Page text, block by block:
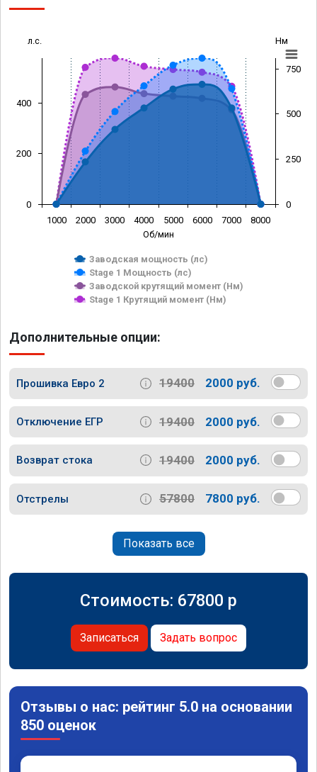
Об/мин
л.с. Нм
Заводская мощность (лс)
Stage 1 Мощность (лс)
Заводской крутящий момент (Нм)
Stage 1 Крутящий момент (Нм)
1000 2000 3000 4000 5000 6000 7000 8000
0
200
400
0
250
500
750
Дополнительные опции:
Прошивка Евро 2 19400 2000 руб.
Отключение ЕГР 19400 2000 руб.
Возврат стока 19400 2000 руб.
Отстрелы 57800 7800 руб.
Показать все
Стоимость: 67800 p
Записаться Задать вопрос
Отзывы о нас: рейтинг 5.0 на основании
850 оценок